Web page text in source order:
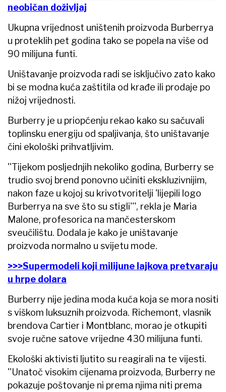
neobičan doživljaj
Ukupna vrijednost uništenih proizvoda Burberrya
u proteklih pet godina tako se popela na više od
90 milijuna funti.
Uništavanje proizvoda radi se isključivo zato kako
bi se modna kuća zaštitila od krađe ili prodaje po
nižoj vrijednosti.
Burberry je u priopćenju rekao kako su sačuvali
toplinsku energiju od spaljivanja, što uništavanje
čini ekološki prihvatljivim.
''Tijekom posljednjih nekoliko godina, Burberry se
trudio svoj brend ponovno učiniti ekskluzivnijim,
nakon faze u kojoj su krivotvoritelji 'lijepili logo
Burberrya na sve što su stigli''', rekla je Maria
Malone, profesorica na mančesterskom
sveučilištu. Dodala je kako je uništavanje
proizvoda normalno u svijetu mode.
>>>Supermodeli koji milijune lajkova pretvaraju
u hrpe dolara
Burberry nije jedina moda kuća koja se mora nositi
s viškom luksuznih proizvoda. Richemont, vlasnik
brendova Cartier i Montblanc, morao je otkupiti
svoje ručne satove vrijedne 430 milijuna funti.
Ekološki aktivisti ljutito su reagirali na te vijesti.
''Unatoč visokim cijenama proizvoda, Burberry ne
pokazuje poštovanje ni prema njima niti prema